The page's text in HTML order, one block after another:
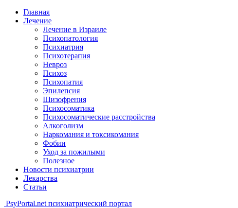
Главная
Лечение
Лечение в Израиле
Психопатология
Психиатрия
Психотерапия
Невроз
Психоз
Психопатия
Эпилепсия
Шизофрения
Психосоматика
Психосоматические расстройства
Алкоголизм
Наркомания и токсикомания
Фобии
Уход за пожилыми
Полезное
Новости психиатрии
Лекарства
Статьи
PsyPortal.net психиатрический портал